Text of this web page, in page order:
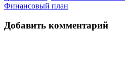
Финансовый план
Добавить комментарий